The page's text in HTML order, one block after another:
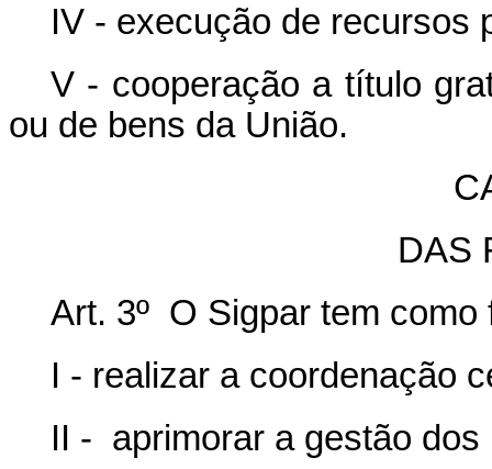
IV - execução de recursos
V - cooperação a título
ou de bens da União.
DAS
Art. 3º O Sigpar tem como
I - realizar a coordenação
II - aprimorar a gestão